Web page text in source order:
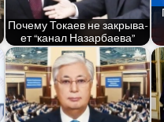
Поче­му Тока­ев не закры­ва­
ет “канал Назарбаева”